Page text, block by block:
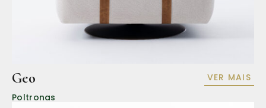
Geo
Poltronas
VER MAIS